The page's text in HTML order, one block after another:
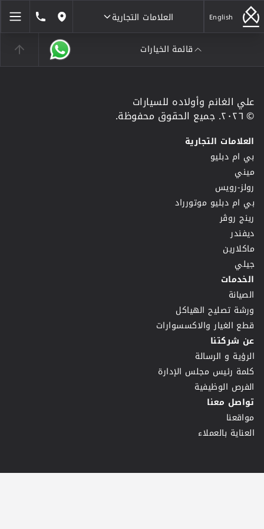
English
العلامات التجارية
العلامات التجارية
مواقعنا
قائمة الخيارات
علي الغانم وأولاده للسيارات
© ٢٠٢٦. جميع الحقوق محفوظة.
العلامات التجارية
بي ام دبليو
ميني
رولز-رويس
بي ام دبليو موتورراد
رينج روڤر
ديفندر
ماكلارين
جيلي
الخدمات
الصيانة
ورشة تصليح الهياكل
قطع الغيار والاكسسوارات
عن شركتنا
الرؤية و الرسالة
كلمة رئيس مجلس الإدارة
الفرص الوظيفية
تواصل معنا
مواقعنا
العناية بالعملاء